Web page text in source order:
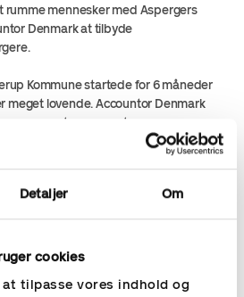
Detaljer Om
cookies
tilpasse vores indhold og
rumme mennesker med Aspergers
Denmark at tilbyde
Kommune startede for 6 måneder
meget lovende. Accountor Denmark
ansat, som varetager mange
lønhåndtering og bogføring. Alle
kæmpe udvikling i den tid de har
Kommune, og er glade for at
på arbejdsmarkedet, hvor de vil